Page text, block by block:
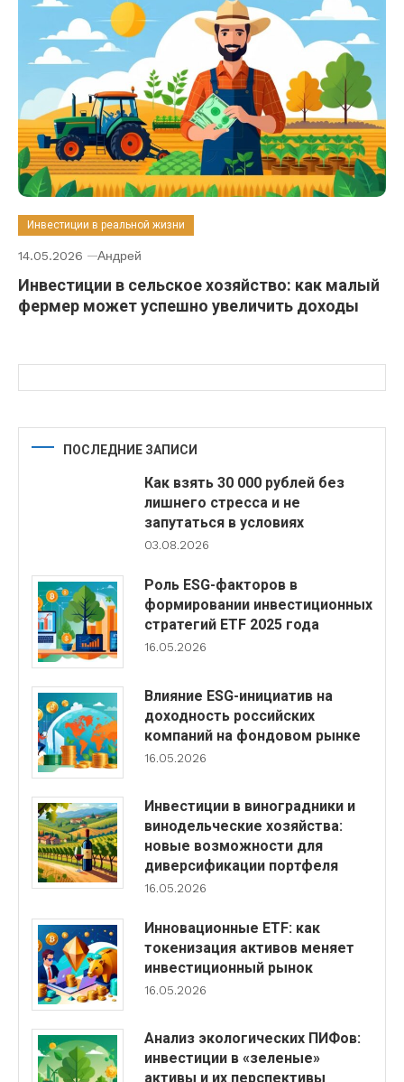
Инвестиции в реальной жизни
14.05.2026 Андрей
Инвестиции в сельское хозяйство: как малый
фермер может успешно увеличить доходы
ПОСЛЕДНИЕ ЗАПИСИ
Как взять 30 000 рублей без
лишнего стресса и не
запутаться в условиях
03.08.2026
Роль ESG-факторов в
формировании инвестиционных
стратегий ETF 2025 года
16.05.2026
Влияние ESG-инициатив на
доходность российских
компаний на фондовом рынке
16.05.2026
Инвестиции в виноградники и
винодельческие хозяйства:
новые возможности для
диверсификации портфеля
16.05.2026
Инновационные ETF: как
токенизация активов меняет
инвестиционный рынок
16.05.2026
Анализ экологических ПИФов:
инвестиции в «зеленые»
активы и их перспективы